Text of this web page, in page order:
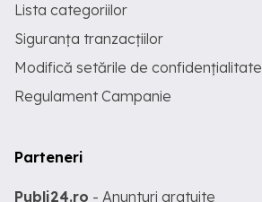
Lista categoriilor
Siguranța tranzacțiilor
Modifică setările de confidențialitate
Regulament Campanie
Parteneri
Publi24.ro - Anunturi gratuite